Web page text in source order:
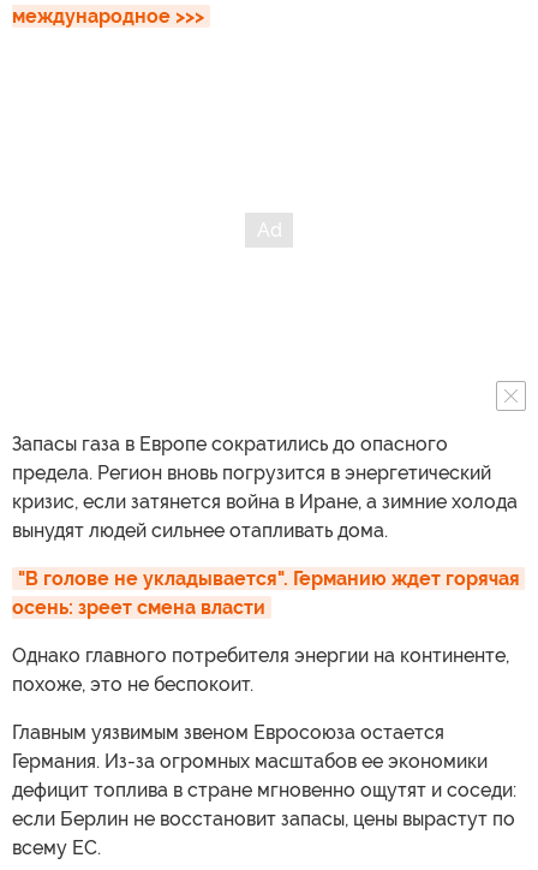
международное >>>
Запасы газа в Европе сократились до опасного
предела. Регион вновь погрузится в энергетический
кризис, если затянется война в Иране, а зимние холода
вынудят людей сильнее отапливать дома.
"В голове не укладывается". Германию ждет горячая
осень: зреет смена власти
Однако главного потребителя энергии на континенте,
похоже, это не беспокоит.
Главным уязвимым звеном Евросоюза остается
Германия. Из-за огромных масштабов ее экономики
дефицит топлива в стране мгновенно ощутят и соседи:
если Берлин не восстановит запасы, цены вырастут по
всему ЕС.